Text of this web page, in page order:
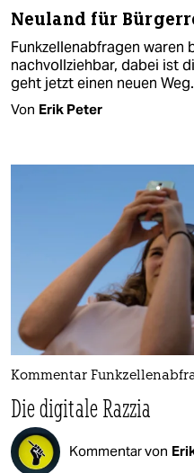
Neuland für
Funkzellenabfragen waren
nachvollziehbar, dabei ist
geht jetzt einen neuen Weg.
Von Erik Peter
Kommentar
Die digitale Razzia
Kommentar von